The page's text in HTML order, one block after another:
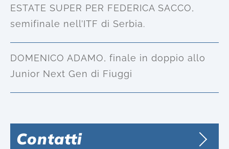
ESTATE SUPER PER FEDERICA SACCO,
semifinale nell’ITF di Serbia.
DOMENICO ADAMO, finale in doppio allo
Junior Next Gen di Fiuggi
Contatti